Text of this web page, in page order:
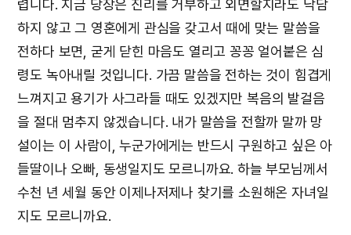
렵니다. 지금 당장은 진리를 거부하고 외면할지라도 낙담
하지 않고 그 영혼에게 관심을 갖고서 때에 맞는 말씀을
전하다 보면, 굳게 닫힌 마음도 열리고 꽁꽁 얼어붙은 심
령도 녹아내릴 것입니다. 가끔 말씀을 전하는 것이 힘겹게
느껴지고 용기가 사그라들 때도 있겠지만 복음의 발걸음
을 절대 멈추지 않겠습니다. 내가 말씀을 전할까 말까 망
설이는 이 사람이, 누군가에게는 반드시 구원하고 싶은 아
들딸이나 오빠, 동생일지도 모르니까요. 하늘 부모님께서
수천 년 세월 동안 이제나저제나 찾기를 소원해온 자녀일
지도 모르니까요.